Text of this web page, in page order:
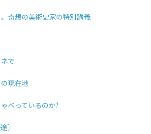
奇想の美術史家の特別講義
で
現在地
べっているのか?
］